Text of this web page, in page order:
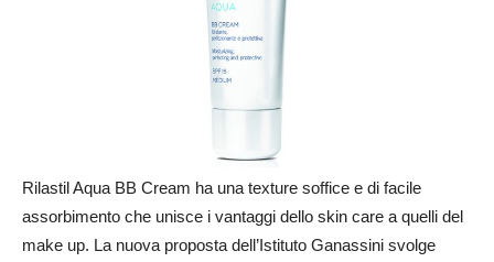
Rilastil Aqua BB Cream ha una texture soffice e di facile
assorbimento che unisce i vantaggi dello skin care a quelli del
make up. La nuova proposta dell’Istituto Ganassini svolge